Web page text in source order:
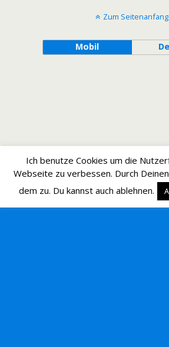
Zum Seitenanfang
Mobil
Ich benutze Cookies um die
Webseite zu verbessen. Durch
dem zu. Du kannst auch ablehnen.